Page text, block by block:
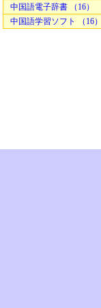
中国語電子辞書 （16）
中国語学習ソフト （16）